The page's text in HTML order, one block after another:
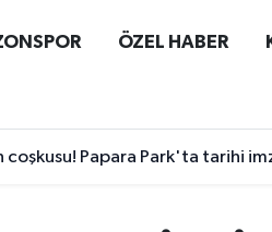
ÖZEL HABER
coşkusu! Papara Park'ta tarihi